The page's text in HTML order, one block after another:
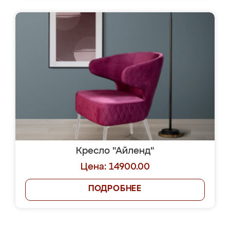
Кресло "Айленд"
Цена: 14900.00
ПОДРОБНЕЕ